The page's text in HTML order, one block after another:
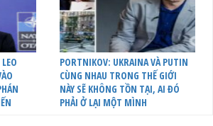
PORTNIKOV: UKRAINA VÀ PUTIN
CÙNG NHAU TRONG THẾ GIỚI
NÀY SẼ KHÔNG TỒN TẠI, AI ĐÓ
PHẢI Ở LẠI MỘT MÌNH